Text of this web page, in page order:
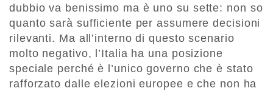
dubbio va benissimo ma è uno su sette: non so
quanto sarà sufficiente per assumere decisioni
rilevanti. Ma all’interno di questo scenario
molto negativo, l’Italia ha una posizione
speciale perché è l’unico governo che è stato
rafforzato dalle elezioni europee e che non ha